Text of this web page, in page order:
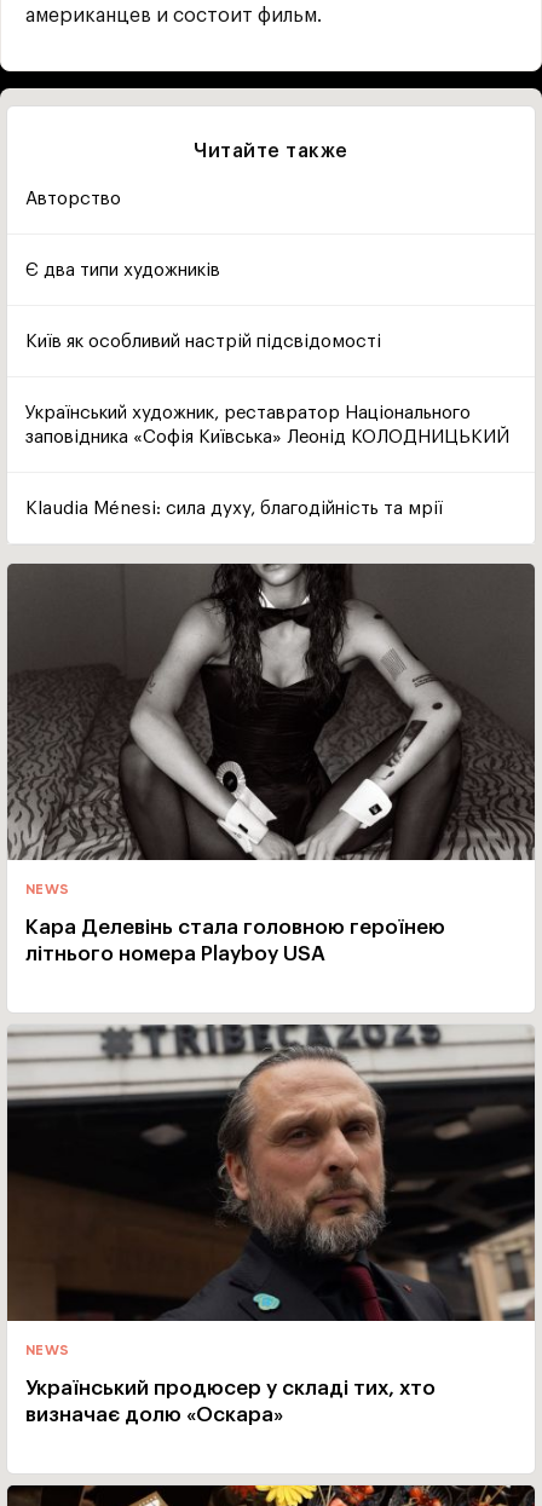
американцев и состоит фильм.
Читайте также
Авторство
Є два типи художників
Київ як особливий настрій підсвідомості
Український художник, реставратор Національного
заповідника «Софія Київська» Леонід КОЛОДНИЦЬКИЙ
Klaudia Ménesi: сила духу, благодійність та мрії
NEWS
Кара Делевінь стала головною героїнею
літнього номера Playboy USA
NEWS
Український продюсер у складі тих, хто
визначає долю «Оскара»